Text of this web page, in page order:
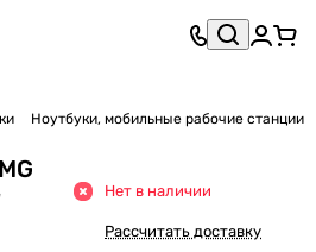
Ноутбуки, мобильные рабочие станции
Нет в наличии
Рассчитать доставку